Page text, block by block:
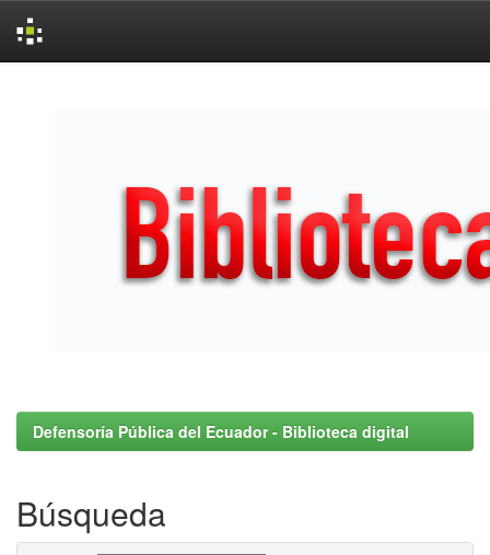
Defensoría Pública del Ecuador - Biblioteca digital
Búsqueda